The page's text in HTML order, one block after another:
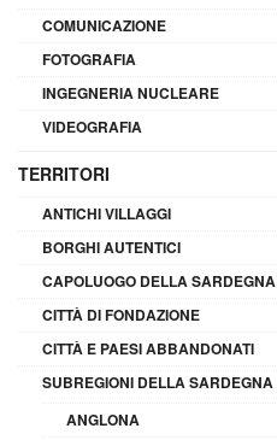
COMUNICAZIONE
FOTOGRAFIA
INGEGNERIA NUCLEARE
VIDEOGRAFIA
TERRITORI
ANTICHI VILLAGGI
BORGHI AUTENTICI
CAPOLUOGO DELLA SARDEGNA
CITTÀ DI FONDAZIONE
CITTÀ E PAESI ABBANDONATI
SUBREGIONI DELLA SARDEGNA
ANGLONA